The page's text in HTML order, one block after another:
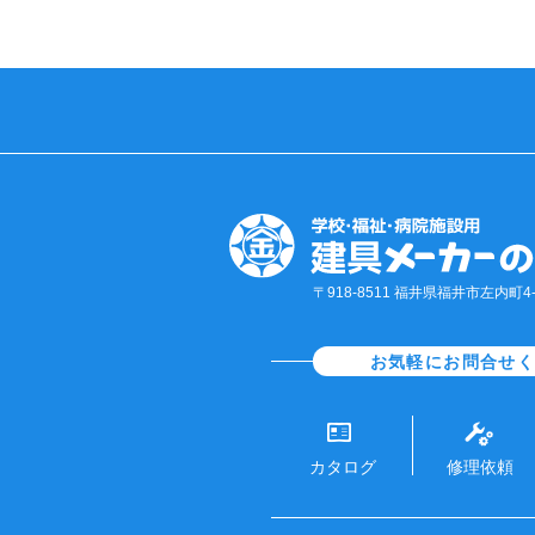
〒918-8511 福井県福井市左内町
お気軽にお問合せ
カタログ 修理依頼